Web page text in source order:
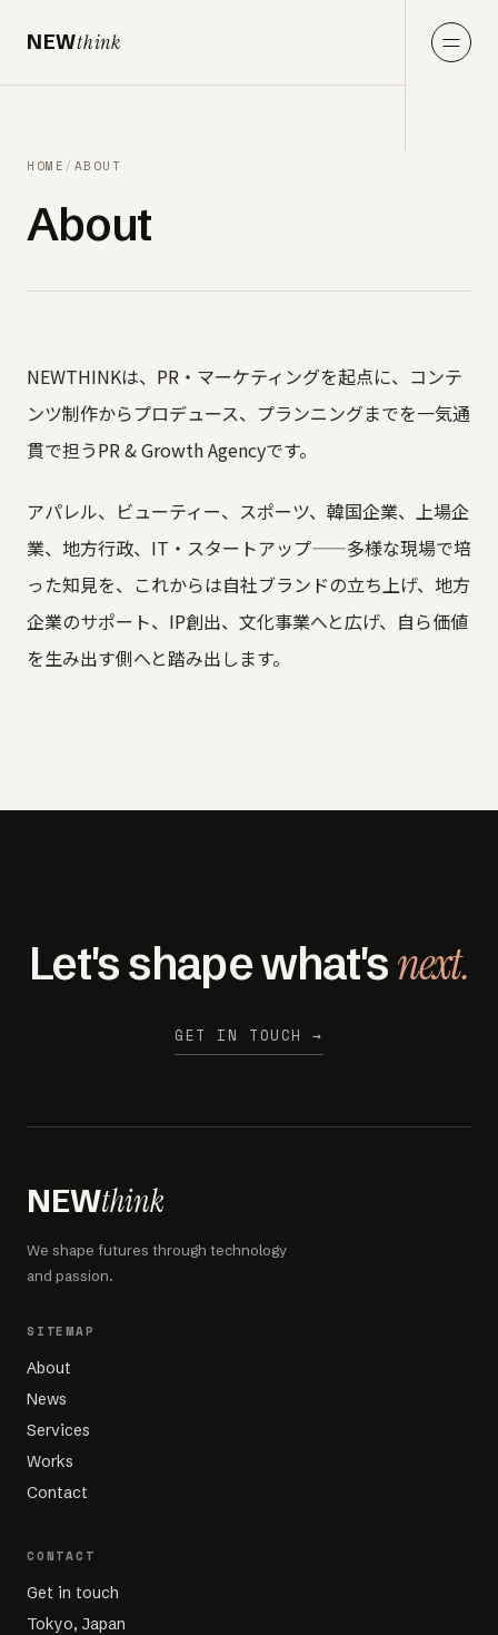
NEWthink
HOME / ABOUT
About
NEWTHINKは、PR・マーケティングを起点に、コンテ
ンツ制作からプロデュース、プランニングまでを一気通
貫で担うPR & Growth Agencyです。
アパレル、ビューティー、スポーツ、韓国企業、上場企
業、地方行政、IT・スタートアップ——多様な現場で培
った知見を、これからは自社ブランドの立ち上げ、地方
企業のサポート、IP創出、文化事業へと広げ、自ら価値
を生み出す側へと踏み出します。
Let's shape what'snext.
GET IN TOUCH →
NEWthink
We shape futures through technology
and passion.
SITEMAP
About
News
Services
Works
Contact
CONTACT
Get in touch
Tokyo, Japan